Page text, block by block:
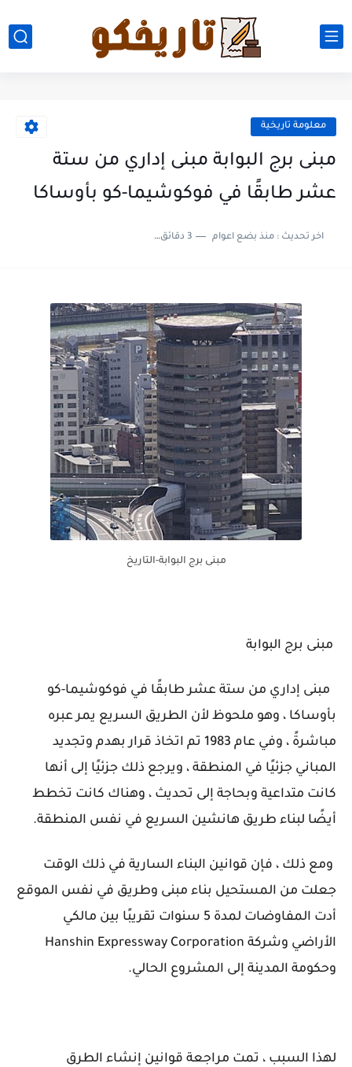
معلومة تاريخية
مبنى برج البوابة مبنى إداري من ستة
عشر طابقًا في فوكوشيما-كو بأوساكا
اخر تحديث :منذ بضع اعوام 3 دقائق للقراءة
مبنى برج البوابة-التاريخ
مبنى برج البوابة
مبنى إداري من ستة عشر طابقًا في فوكوشيما-كو
بأوساكا ، وهو ملحوظ لأن الطريق السريع يمر عبره
مباشرةً ، وفي عام 1983 تم اتخاذ قرار بهدم وتجديد
المباني جزئيًا في المنطقة ، ويرجع ذلك جزئيًا إلى أنها
كانت متداعية وبحاجة إلى تحديث ، وهناك كانت تخطط
أيضًا لبناء طريق هانشين السريع في نفس المنطقة.
ومع ذلك ، فإن قوانين البناء السارية في ذلك الوقت
جعلت من المستحيل بناء مبنى وطريق في نفس الموقع
أدت المفاوضات لمدة 5 سنوات تقريبًا بين مالكي
الأراضي وشركة Hanshin Expressway Corporation
وحكومة المدينة إلى المشروع الحالي.
لهذا السبب ، تمت مراجعة قوانين إنشاء الطرق